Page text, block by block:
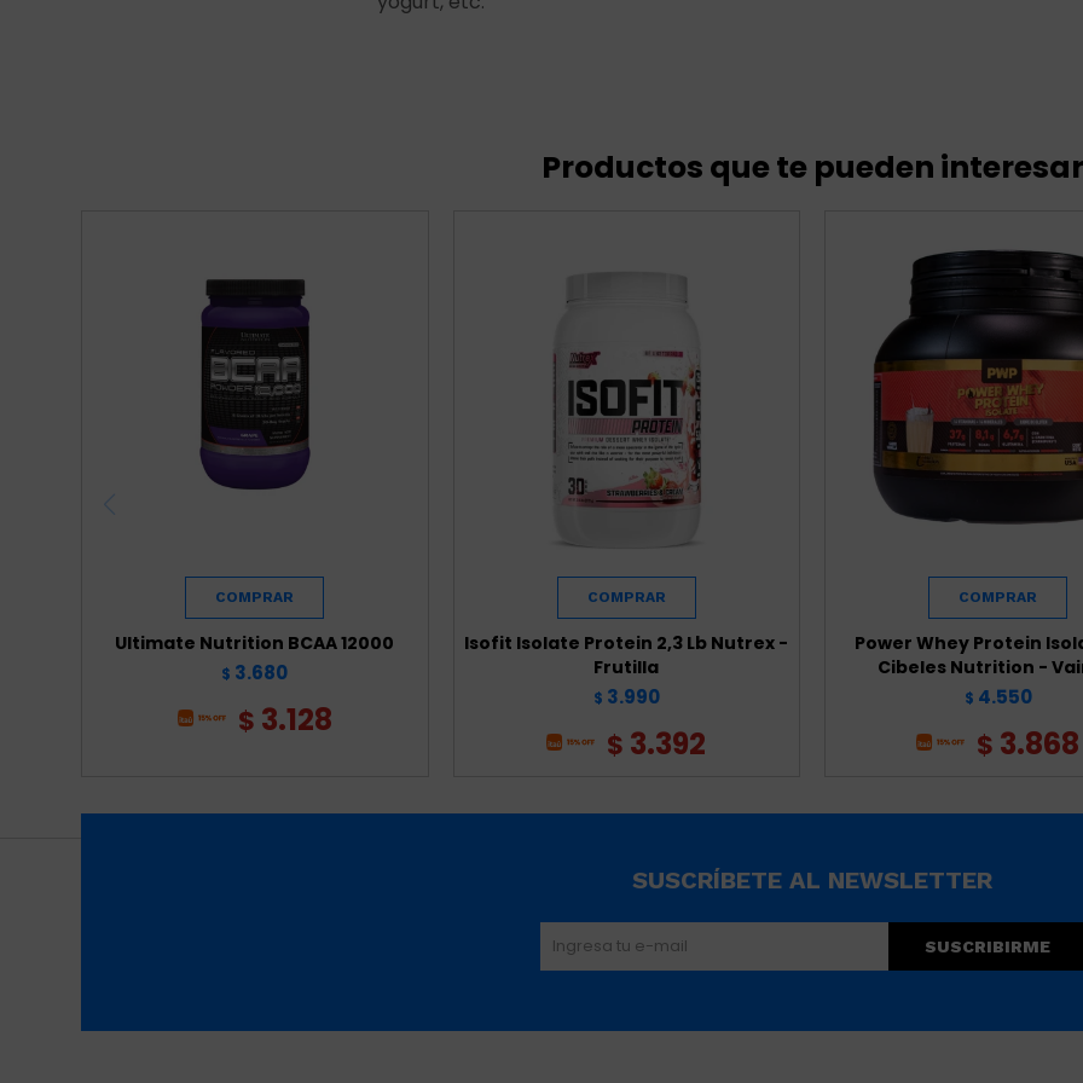
Productos que te pueden interesar
Ultimate Nutrition BCAA 12000
$ 3.680
$ 3.128
Isofit Isolate Protein 2,3 Lb Nutrex -
Frutilla
$ 3.990
$ 3.392
Power Whey Protein
Cibeles Nutrition -
$ 4.550
$ 3.868
SUSCRÍBETE AL NEWSLETTER
SUSCRIBIRME